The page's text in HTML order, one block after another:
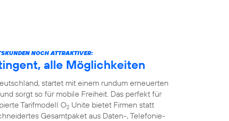
NOCH ATTRAKTIVER:
alle Möglichkeiten
startet mit einem rundum erneuerten
sorgt so für mobile Freiheit. Das perfekt für
Tarifmodell O2 Unite bietet Firmen statt
Gesamtpaket aus Daten-, Telefonie-